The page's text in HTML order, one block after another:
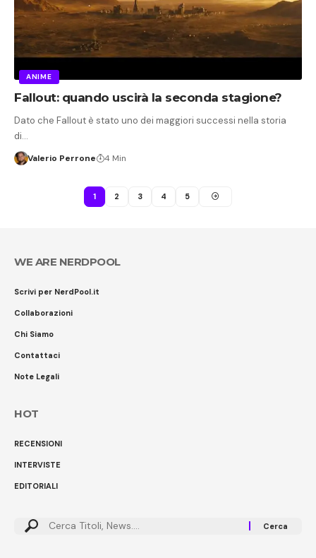
ANIME
Fallout: quando uscirà la seconda stagione?
Dato che Fallout è stato uno dei maggiori successi nella storia
di…
Valerio Perrone 4 Min
1 2 3 4 5
WE ARE NERDPOOL
Scrivi per NerdPool.it
Collaborazioni
Chi Siamo
Contattaci
Note Legali
HOT
RECENSIONI
INTERVISTE
EDITORIALI
Cerca: